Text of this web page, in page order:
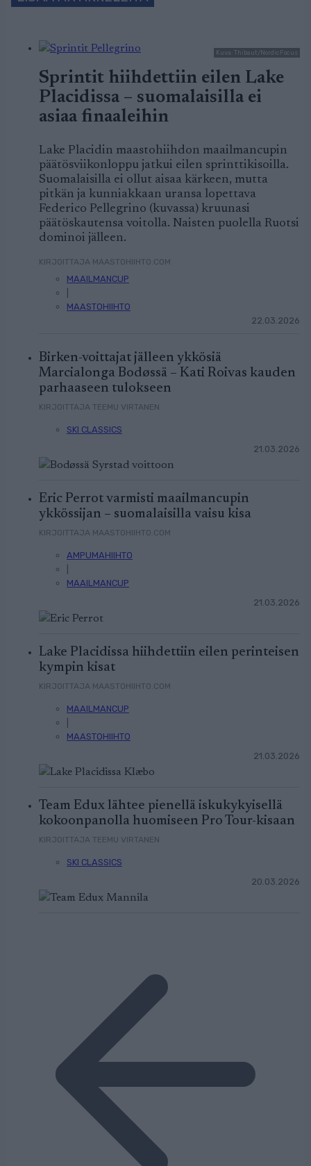
Kuva: Thibaut/NordicFocus
Sprintit hiihdettiin eilen Lake
Placidissa – suomalaisilla ei
asiaa finaaleihin
Lake Placidin maastohiihdon maailmancupin
päätösviikonloppu jatkui eilen sprinttikisoilla.
Suomalaisilla ei ollut aisaa kärkeen, mutta
pitkän ja kunniakkaan uransa lopettava
Federico Pellegrino (kuvassa) kruunasi
päätöskautensa voitolla. Naisten puolella Ruotsi
dominoi jälleen.
KIRJOITTAJA MAASTOHIIHTO.COM
MAAILMANCUP
MAASTOHIIHTO
22.03.2026
Birken-voittajat jälleen ykkösiä
Marcialonga Bodøssä – Kati Roivas kauden
parhaaseen tulokseen
KIRJOITTAJA TEEMU VIRTANEN
SKI CLASSICS
21.03.2026
Eric Perrot varmisti maailmancupin
ykkössijan – suomalaisilla vaisu kisa
KIRJOITTAJA MAASTOHIIHTO.COM
AMPUMAHIIHTO
MAAILMANCUP
21.03.2026
Lake Placidissa hiihdettiin eilen perinteisen
kympin kisat
KIRJOITTAJA MAASTOHIIHTO.COM
MAAILMANCUP
MAASTOHIIHTO
21.03.2026
Team Edux lähtee pienellä iskukykyisellä
kokoonpanolla huomiseen Pro Tour-kisaan
KIRJOITTAJA TEEMU VIRTANEN
SKI CLASSICS
20.03.2026